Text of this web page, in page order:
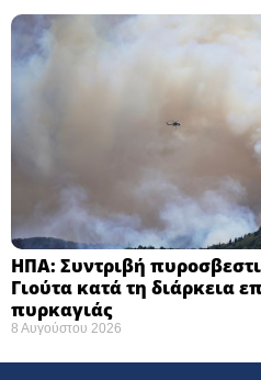
ΗΠΑ: Συντριβή
Γιούτα κατά τη διάρκεια
πυρκαγιάς ​
8 Αυγούστου 2026